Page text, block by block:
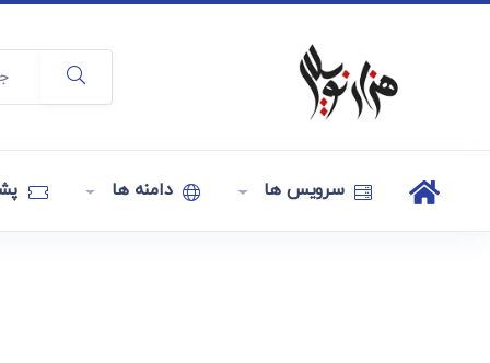
سرویس ها دامنه ها